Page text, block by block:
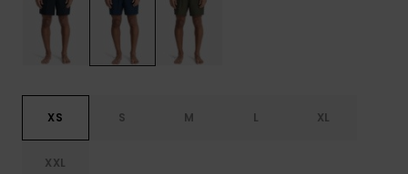
XS S M L XL
XXL